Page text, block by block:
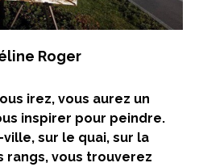
Roger
irez, vous aurez un
inspirer pour peindre.
sur le quai, sur la
rangs, vous trouverez